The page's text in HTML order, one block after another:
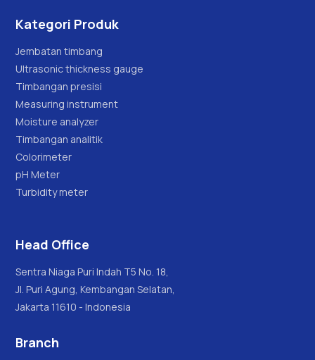
Kategori Produk
Jembatan timbang
Ultrasonic thickness gauge
Timbangan presisi
Measuring instrument
Moisture analyzer
Timbangan analitik
Colorimeter
pH Meter
Turbidity meter
Head Office
Sentra Niaga Puri Indah T5 No. 18,
Jl. Puri Agung, Kembangan Selatan,
Jakarta 11610 - Indonesia
Branch